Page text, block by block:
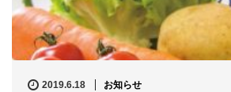
2019.6.18 お知らせ